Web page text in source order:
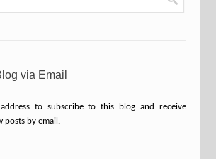
via Email
to subscribe to this blog and receive
posts by email.